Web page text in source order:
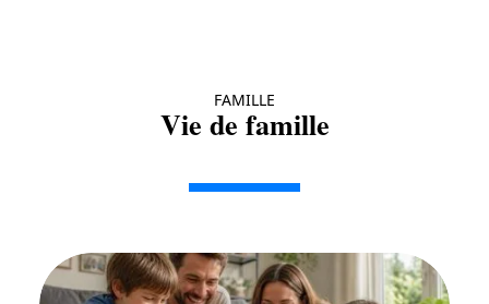
FAMILLE
Vie de famille